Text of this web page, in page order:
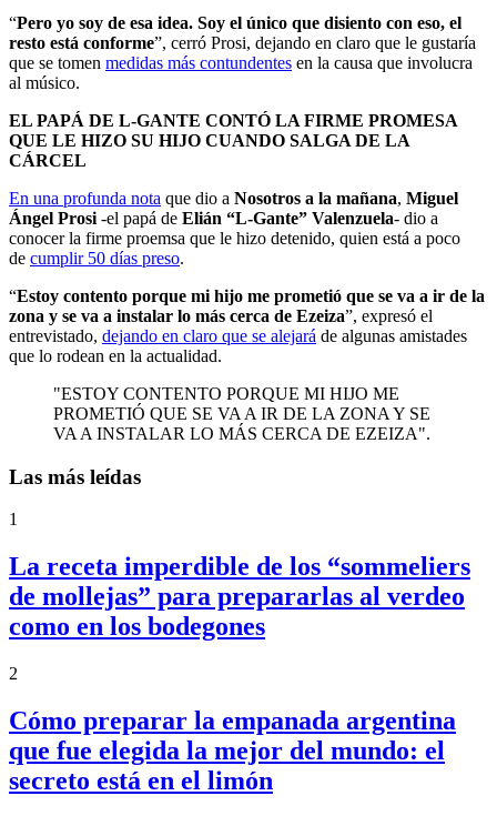
“Pero yo soy de esa idea. Soy el único que disiento con eso, el
resto está conforme”, cerró Prosi, dejando en claro que le gustaría
que se tomen medidas más contundentes en la causa que involucra
al músico.
EL PAPÁ DE L-GANTE CONTÓ LA FIRME PROMESA
QUE LE HIZO SU HIJO CUANDO SALGA DE LA
CÁRCEL
En una profunda nota que dio a Nosotros a la mañana, Miguel
Ángel Prosi -el papá de Elián “L-Gante” Valenzuela- dio a
conocer la firme proemsa que le hizo detenido, quien está a poco
de cumplir 50 días preso.
“Estoy contento porque mi hijo me prometió que se va a ir de la
zona y se va a instalar lo más cerca de Ezeiza”, expresó el
entrevistado, dejando en claro que se alejará de algunas amistades
que lo rodean en la actualidad.
"ESTOY CONTENTO PORQUE MI HIJO ME
PROMETIÓ QUE SE VA A IR DE LA ZONA Y SE
VA A INSTALAR LO MÁS CERCA DE EZEIZA".
Las más leídas
1
La receta imperdible de los “sommeliers
de mollejas” para prepararlas al verdeo
como en los bodegones
2
Cómo preparar la empanada argentina
que fue elegida la mejor del mundo: el
secreto está en el limón